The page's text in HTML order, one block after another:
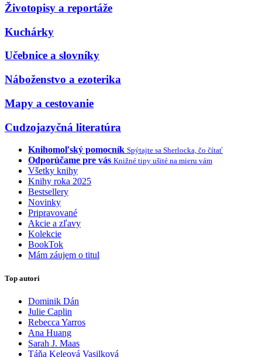
Životopisy a reportáže
Kuchárky
Učebnice a slovníky
Náboženstvo a ezoterika
Mapy a cestovanie
Cudzojazyčná literatúra
Knihomoľský pomocník Spýtajte sa Sherlocka, čo čítať
Odporúčame pre vás Knižné tipy ušité na mieru vám
Všetky knihy
Knihy roka 2025
Bestsellery
Novinky
Pripravované
Akcie a zľavy
Kolekcie
BookTok
Mám záujem o titul
Top autori
Dominik Dán
Julie Caplin
Rebecca Yarros
Ana Huang
Sarah J. Maas
Táňa Keleová Vasilková